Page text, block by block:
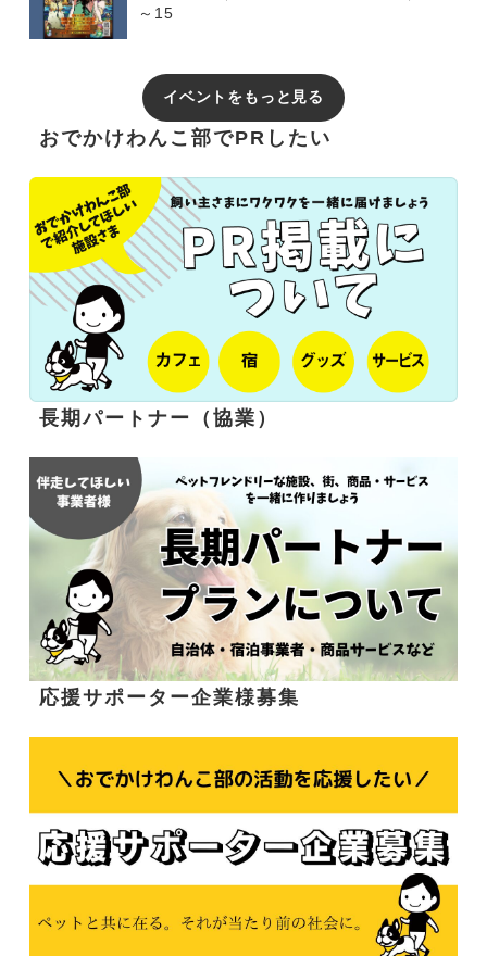
～15
イベントをもっと見る
おでかけわんこ部でPRしたい
長期パートナー（協業）
応援サポーター企業様募集